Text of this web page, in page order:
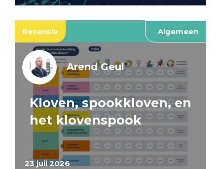
Recensie Algemeen
23 juli 2026
Arend Geul
Kloven, spookkloven, en
het klovenspook